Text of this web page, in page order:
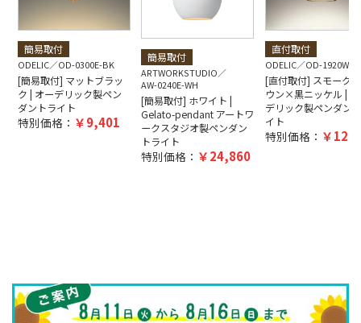
簡易取付
ODELIC OD-0300E-BK
[簡易取付] マットブラッ
ク | オーデリック製ペン
ダントライト
特別価格： 9,401
簡易取付
ARTWORKSTUDIO
AW-0240E-WH
[簡易取付] ホワイト |
Gelato-pendant アートワ
ークスタジオ製ペンダン
トライト
特別価格： 24,860
直付取付
ODELIC OD-1920W-
[直付取付] スモーク
ウン×黒ニッケル |
デリック製ペンダン
イト
特別価格：